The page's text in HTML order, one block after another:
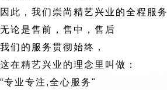
因此，我们崇尚精艺兴业的全程服务
无论是售前，售中，售后
我们的服务贯彻始终，
这在精艺兴业的理念里叫做：
“专业专注,全心服务"